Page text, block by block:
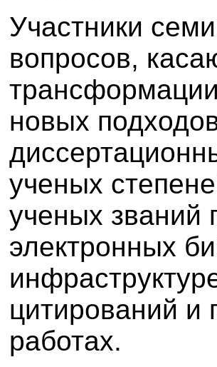
Участники
вопросов,
новых
ученых
ученых званий
электронных
цитирований и
работах.